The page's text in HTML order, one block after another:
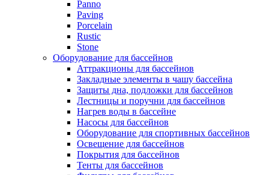
Panno
Paving
Porcelain
Rustic
Stone
Оборудование для бассейнов
Аттракционы для бассейнов
Закладные элементы в чашу бассейна
Защиты дна, подложки для бассейнов
Лестницы и поручни для бассейнов
Нагрев воды в бассейне
Насосы для бассейнов
Оборудование для спортивных бассейнов
Освещение для бассейнов
Покрытия для бассейнов
Тенты для бассейнов